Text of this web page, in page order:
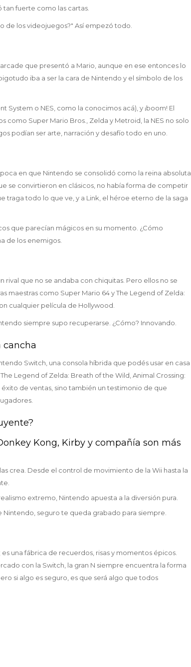
fuerte como las cartas.
de los videojuegos?" Así empezó todo.
que presentó a Mario, aunque en ese entonces lo
iba a ser la cara de Nintendo y el símbolo de los
System o NES, como la conocimos acá), y ¡boom! El
Super Mario Bros., Zelda y Metroid, la NES no solo
podían ser arte, narración y desafío todo en uno.
en que Nintendo se consolidó como la reina absoluta
se convirtieron en clásicos, no había forma de competir
traga todo lo que ve, y a Link, el héroe eterno de la saga
que parecían mágicos en su momento. ¿Cómo
de los enemigos.
rival que no se andaba con chiquitas. Pero ellos no se
maestras como Super Mario 64 y The Legend of Zelda:
cualquier película de Hollywood.
siempre supo recuperarse. ¿Cómo? Innovando.
cancha
Switch, una consola híbrida que podés usar en casa
Legend of Zelda: Breath of the Wild, Animal Crossing:
de ventas, sino también un testimonio de que
Kong, Kirby y compañía son más
crea. Desde el control de movimiento de la Wii hasta la
extremo, Nintendo apuesta a la diversión pura.
Nintendo, seguro te queda grabado para siempre.
una fábrica de recuerdos, risas y momentos épicos.
con la Switch, la gran N siempre encuentra la forma
si algo es seguro, es que será algo que todos